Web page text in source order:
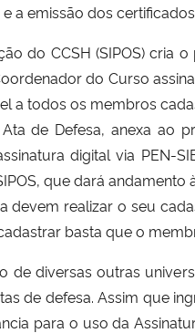
a emissão dos
do CCSH (SIPOS)
do Curso
a todos os membros
de Defesa, anexa ao
digital via PEN-
que dará andamento
devem realizar o seu
basta que o
diversas outras
de defesa. Assim que
para o uso da